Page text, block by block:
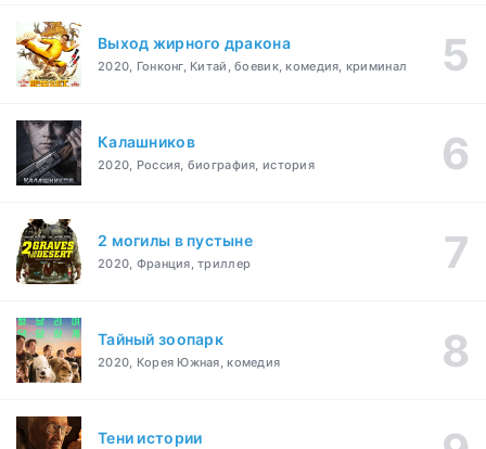
Выход жирного дракона
2020, Гонконг, Китай, боевик, комедия, криминал
Калашников
2020, Россия, биография, история
2 могилы в пустыне
2020, Франция, триллер
Тайный зоопарк
2020, Корея Южная, комедия
Тени истории